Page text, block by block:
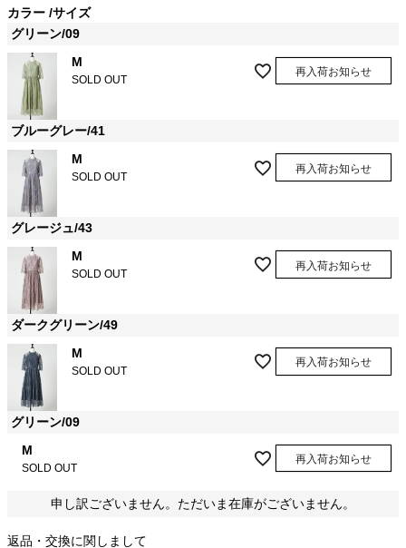
カラー サイズ
グリーン/09
M
SOLD OUT
再入荷お知らせ
ブルーグレー/41
M
SOLD OUT
再入荷お知らせ
グレージュ/43
M
SOLD OUT
再入荷お知らせ
ダークグリーン/49
M
SOLD OUT
再入荷お知らせ
グリーン/09
M
SOLD OUT
再入荷お知らせ
申し訳ございません。ただいま在庫がございません。
返品・交換に関しまして